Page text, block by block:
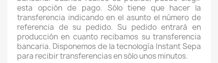
esta opción de pago. Sólo tiene que hacer la
transferencia indicando en el asunto el número de
referencia de su pedido. Su pedido entrará en
producción en cuanto recibamos su transferencia
bancaria. Disponemos de la tecnología Instant Sepa
para recibir transferencias en sólo unos minutos.